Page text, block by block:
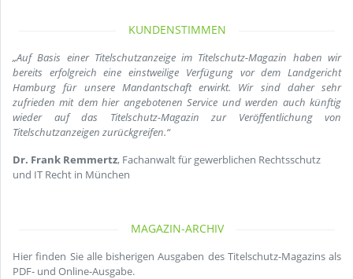
KUNDENSTIMMEN
„Auf Basis einer Titelschutzanzeige im Titelschutz-Magazin haben wir
bereits erfolgreich eine einstweilige Verfügung vor dem Landgericht
Hamburg für unsere Mandantschaft erwirkt. Wir sind daher sehr
zufrieden mit dem hier angebotenen Service und werden auch künftig
wieder auf das Titelschutz-Magazin zur Veröffentlichung von
Titelschutzanzeigen zurückgreifen.“
Dr. Frank Remmertz, Fachanwalt für gewerblichen Rechtsschutz
und IT Recht in München
MAGAZIN-ARCHIV
Hier finden Sie alle bisherigen Ausgaben des Titelschutz-Magazins als
PDF- und Online-Ausgabe.